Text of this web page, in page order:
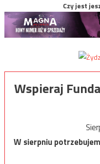
Czy jest
Wspieraj
W sierpniu